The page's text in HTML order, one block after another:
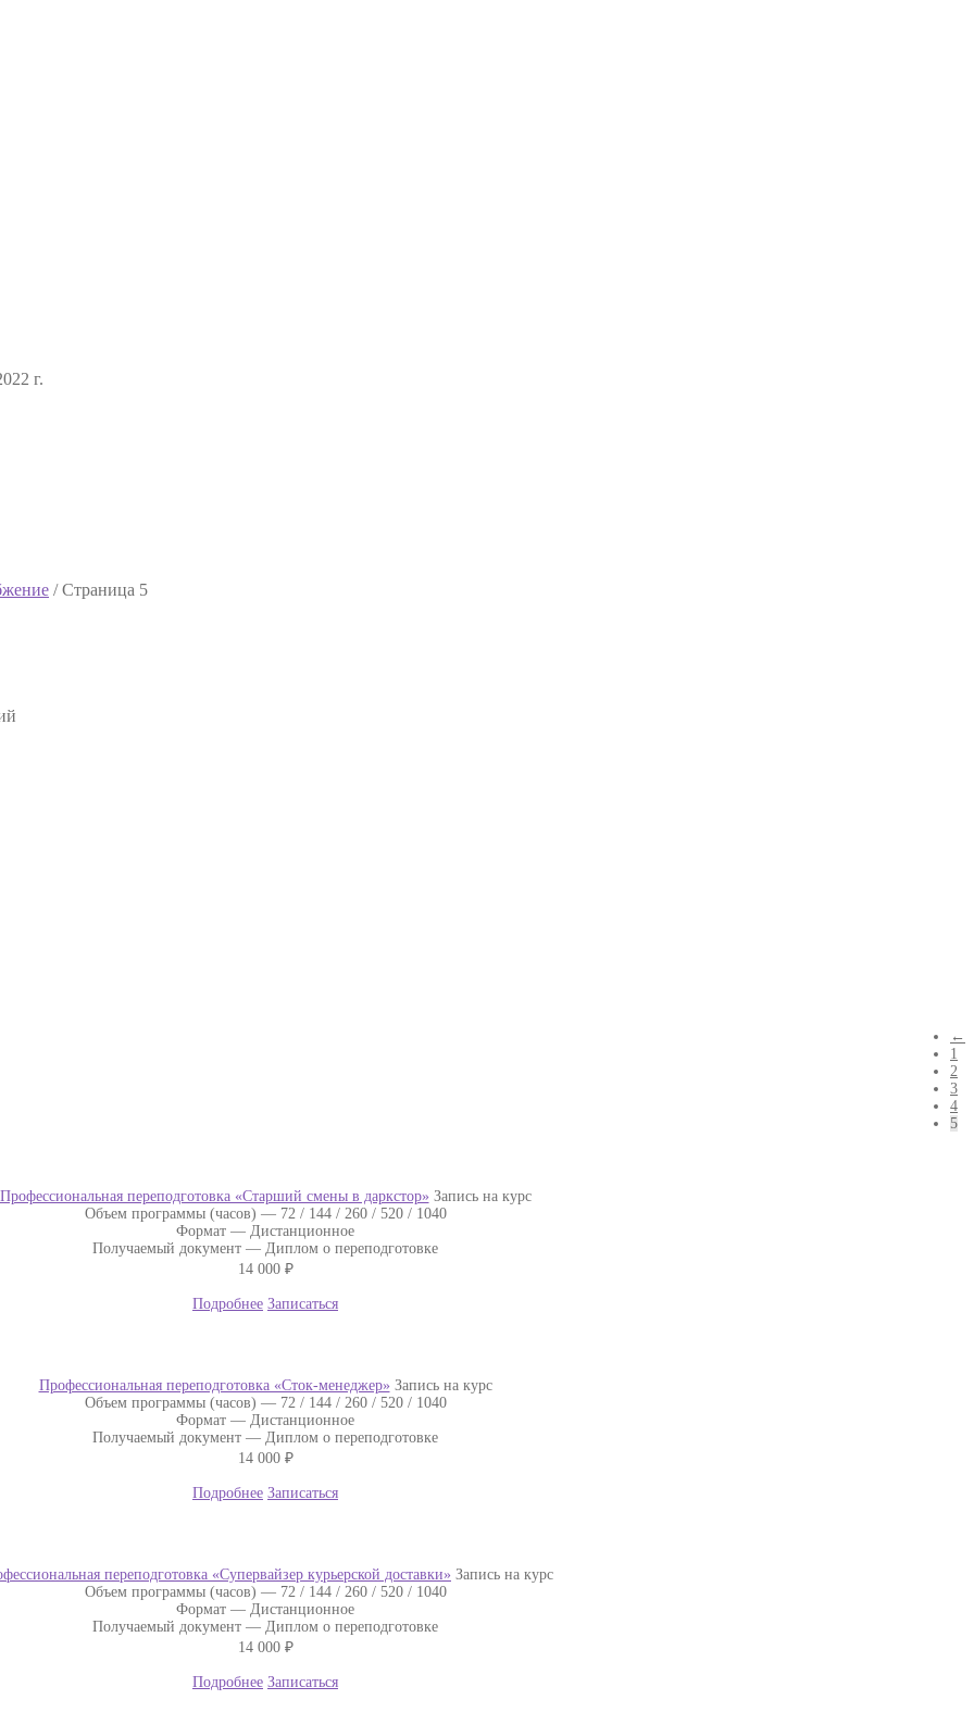
г.
/Страница 5
←
1
2
3
4
5
Профессиональная переподготовка «Старший смены в даркстор» Запись на курс
Объем программы (часов) — 72 / 144 / 260 / 520 / 1040
Формат — Дистанционное
Получаемый документ — Диплом о переподготовке
14 000 ₽
Подробнее Записаться
Профессиональная переподготовка «Сток-менеджер» Запись на курс
Объем программы (часов) — 72 / 144 / 260 / 520 / 1040
Формат — Дистанционное
Получаемый документ — Диплом о переподготовке
14 000 ₽
Подробнее Записаться
переподготовка «Супервайзер курьерской доставки» Запись на курс
Объем программы (часов) — 72 / 144 / 260 / 520 / 1040
Формат — Дистанционное
Получаемый документ — Диплом о переподготовке
14 000 ₽
Подробнее Записаться